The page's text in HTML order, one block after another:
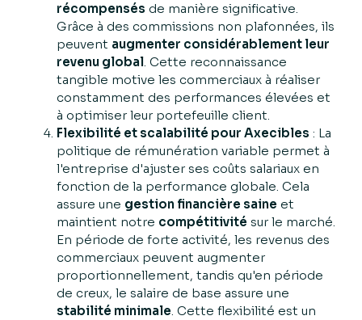
récompensés de manière significative.
Grâce à des commissions non plafonnées, ils
peuvent augmenter considérablement leur
revenu global. Cette reconnaissance
tangible motive les commerciaux à réaliser
constamment des performances élevées et
à optimiser leur portefeuille client.
Flexibilité et scalabilité pour Axecibles : La
politique de rémunération variable permet à
l'entreprise d'ajuster ses coûts salariaux en
fonction de la performance globale. Cela
assure une gestion financière saine et
maintient notre compétitivité sur le marché.
En période de forte activité, les revenus des
commerciaux peuvent augmenter
proportionnellement, tandis qu'en période
de creux, le salaire de base assure une
stabilité minimale. Cette flexibilité est un